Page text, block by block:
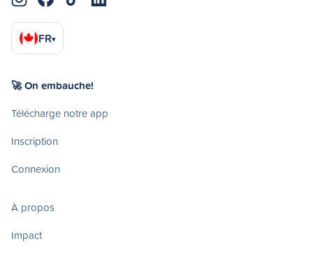
FR▾
🚀 On embauche!
Télécharge notre app
Inscription
Connexion
À propos
Impact